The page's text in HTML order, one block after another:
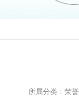
所属分类：荣